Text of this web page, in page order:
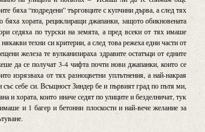
бяха “подредени” търговците с купчини дърва, а след тях
хората, рециклиращи джапанки, защото обикновената
седяха по турски на земята, а пред всеки от тях имаше
техни си критерии, а след това режеха едни части от
железа те вулканизираха здравите остатъци от едните
да се получат 3-4 чифта почти нови джапанки, които се
изрязваха от тях разноцветни уплътнения, а най-накрая
със себе си. Всъщност Зиндер бе и първият град по пътя ми,
и хората, които иначе седят по улиците и безделничат, тук
и 1 багер и бетонни плоскости и най-вече желание за